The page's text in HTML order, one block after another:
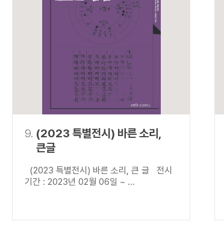
9. (2023 특별전시) 바른 소리,
큰글
(2023 특별전시) 바른 소리, 큰 글 전시
기간 : 2023년 02월 06일 ~ ...